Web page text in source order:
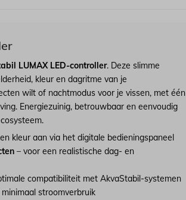
LUMAX LED-controller. Deze slimme
kleur en dagritme van je
wilt of nachtmodus voor je vissen, met één
Energiezuinig, betrouwbaar en eenvoudig
kleur aan via het digitale bedieningspaneel
– voor een realistische dag- en
compatibiliteit met AkvaStabil-systemen
stroomverbruik